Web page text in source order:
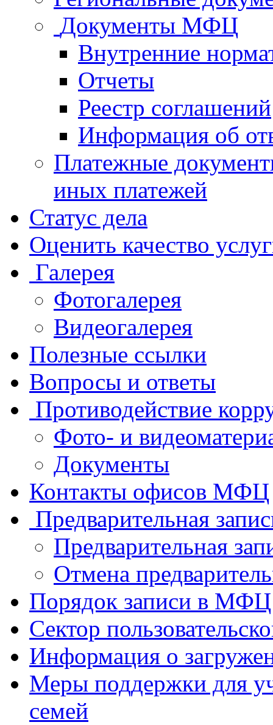
Документы МФЦ
Внутренние
Отчеты
Реестр соглашений
Информация об
Платежные
иных платежей
Статус дела
Оценить качество
Галерея
Фотогалерея
Видеогалерея
Полезные ссылки
Вопросы и ответы
Противодействие
Фото- и
Документы
Контакты офисов МФЦ
Предварительная
Предварительная
Отмена
Порядок записи в МФЦ
Сектор
Информация о
Меры поддержки для
семей